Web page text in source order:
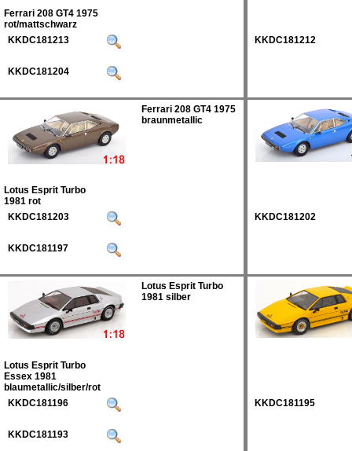
Ferrari 208 GT4 1975
rot/mattschwarz
KKDC181213
KKDC181212
KKDC181204
Ferrari 208 GT4 1975
braunmetallic
Lotus Esprit Turbo
1981 rot
KKDC181203
KKDC181202
KKDC181197
Lotus Esprit Turbo
1981 silber
Lotus Esprit Turbo
Essex 1981
blaumetallic/silber/rot
KKDC181196
KKDC181195
KKDC181193